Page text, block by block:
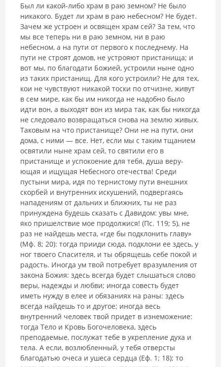
Был ли какой-либо храм в раю земном? Не было
никакого. Будет ли храм в раю небесном? Не будет.
Зачем же устроен и освящен храм сей? За тем, что
мы все теперь ни в раю земном, ни в раю
небесном, а на пути от первого к последнему. На
пути не строят домов, не устрояют приста­нища; и
вот мы, по благодати Божией, устроили ныне одно
из таких при­станищ. Для кого устроили? Не для тех,
кои не чувствуют никакой тоски по отчизне, живут
в сем мире, как бы им никогда не надобно было
идти вон, а выходят вон из мира так, как бы никогда
не следовало возвращать­ся снова на землю живых.
Таковым на что пристанище? Они не на пути, они
дома, с ними — все. Нет, если мы с таким тщанием
освятили ныне храм сей, то святили его в
пристанище и успокоение для тебя, душа веру­
ющая и ищущая Небесного отечества! Среди
пустыни мира, идя по тер­нистому пути внешних
скорбей и внутренних искушений, подвергаясь
нападениям от дальних и ближних, ты не раз
принуждена будешь сказать с Давидом: увы мне,
яко пришелствие мое продолжися! (Пс. 119; 5), не
раз не найдешь места, «где бы подклонить главу»
(Мф. 8; 20): тогда прииди сюда, подклони ее здесь, у
ног твоего Спасителя, и ты обрящешь себе покой и
радость. Иногда ум твой потребует вразумления от
закона Божия: здесь всегда будет слышаться слово
веры, надежды и любви; ино­гда совесть будет
иметь нужду в елее и обязаниях на раны: здесь
всегда найдешь то и другое; иногда весь
внутренний человек твой придет в из­неможение:
тогда Тело и Кровь Богочеловека, здесь
преподаемые, по­служат тебе в укрепление духа и
тела. А если, возлюбленный, у тебя от­версты
благодатью очеса и ушеса сердца (Еф. 1; 18); то